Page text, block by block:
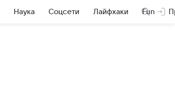
Наука Соцсети Лайфхаки Fun